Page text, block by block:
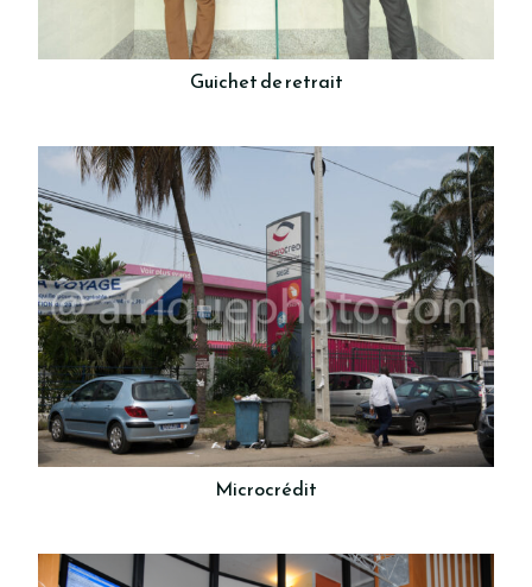
Guichet de retrait
Microcrédit